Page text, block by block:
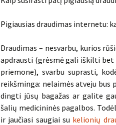
Pigiausias draudimas internetu:
Draudimas – nesvarbu, kurios
apdrausti (grėsmė gali iškilti
priemone), svarbu suprasti,
reikšminga: nelaimės atveju
dingti jūsų bagažas ar galite
šalių medicininės pagalbos.
ir jaučiasi saugiai su kelionių